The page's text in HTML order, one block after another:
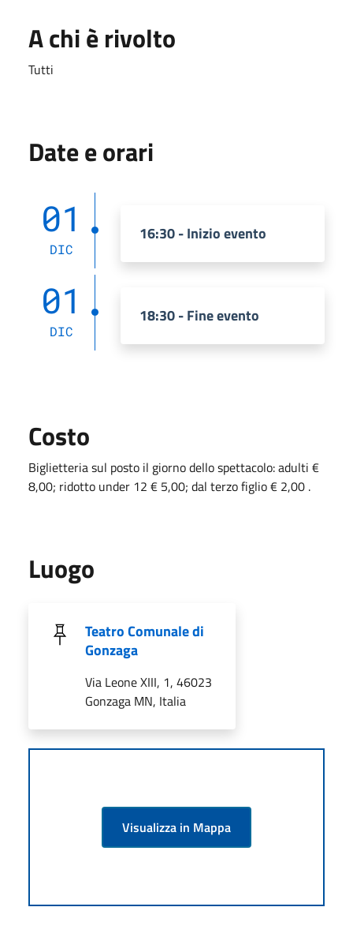
A chi è rivolto
Tutti
Date e orari
01
DIC
16:30 - Inizio evento
01
DIC
18:30 - Fine evento
Costo
Biglietteria sul posto il giorno dello spettacolo: adulti €
8,00; ridotto under 12 € 5,00; dal terzo figlio € 2,00 .
Luogo
Teatro Comunale di
Gonzaga
Via Leone XIII, 1, 46023
Gonzaga MN, Italia
Visualizza in Mappa